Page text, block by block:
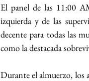
El panel de las 11:00
izquierda y de las
decente para todas las
como la destacada
Durante el almuerzo, los